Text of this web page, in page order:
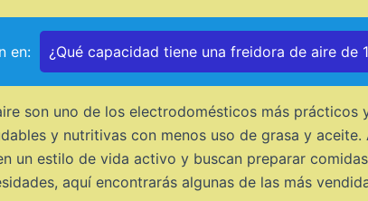
en: ¿Qué capacidad tiene una freidora de aire de
son uno de los electrodomésticos más
y nutritivas con menos uso de grasa y
un estilo de vida activo y buscan preparar
aquí encontrarás algunas de las más